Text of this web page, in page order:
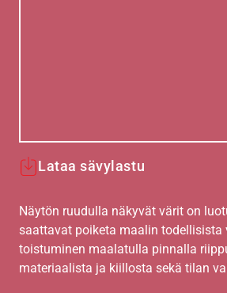
Lataa sävylastu
Näytön ruudulla näkyvät värit on
saattavat poiketa maalin todellisista
toistuminen maalatulla pinnalla
materiaalista ja kiillosta sekä tilan